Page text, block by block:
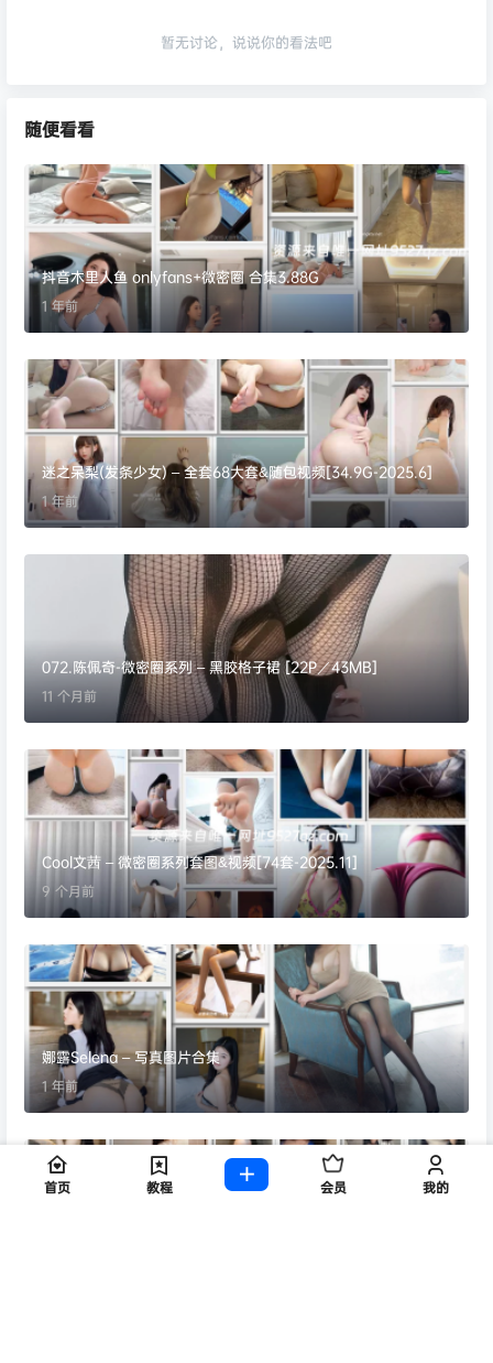
暂无讨论，说说你的看法吧
随便看看
抖音木里人鱼 onlyfans+微密圈 合集3.88G
1 年前
迷之呆梨(发条少女) – 全套68大套&随包视频[34.9G-2025.6]
1 年前
072.陈佩奇-微密圈系列 – 黑胶格子裙 [22P／43MB]
11 个月前
Cool文茜 – 微密圈系列套图&视频[74套-2025.11]
9 个月前
娜露Selena – 写真图片合集
1 年前
首页 教程 会员 我的